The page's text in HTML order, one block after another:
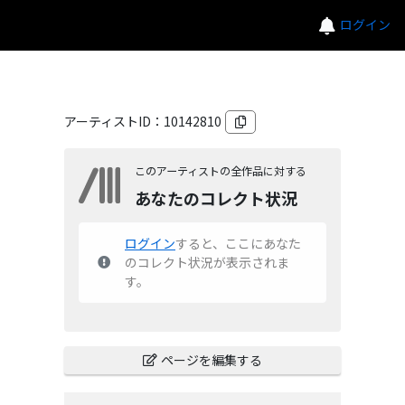
ログイン
アーティストID： 10142810
このアーティストの全作品に対する
あなたのコレクト状況
ログインすると、ここにあなた
のコレクト状況が表示されま
す。
ページを編集する